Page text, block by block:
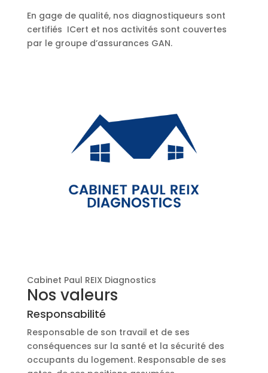
En gage de qualité, nos diagnostiqueurs sont
certifiés ICert et nos activités sont couvertes
par le groupe d’assurances GAN.
Cabinet Paul REIX Diagnostics
Nos valeurs
Responsabilité
Responsable de son travail et de ses
conséquences sur la santé et la sécurité des
occupants du logement. Responsable de ses